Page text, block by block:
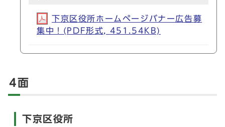
下京区役所ホームページバナー広告募
集中！(PDF形式, 451.54KB)
4面
下京区役所